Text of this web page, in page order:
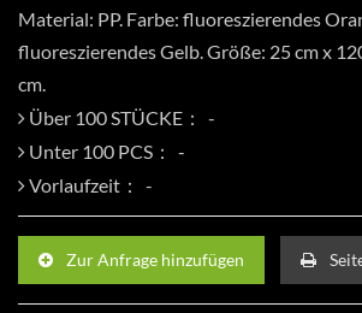
Material: PP. Farbe: fluoreszierendes
fluoreszierendes Gelb. Größe: 25 cm x
cm.
Über 100 STÜCKE：
Unter 100 PCS：
Vorlaufzeit：
Zur Anfrage hinzufügen